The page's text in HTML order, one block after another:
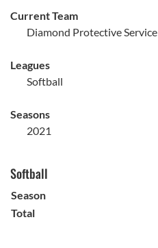
Current Team
Diamond Protective Service
Leagues
Softball
Seasons
2021
Softball
Season
Total